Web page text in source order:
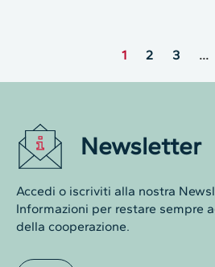
1 2 3 …
Newsletter
Accedi o iscriviti alla nostra
Informazioni per restare sempre
della cooperazione.